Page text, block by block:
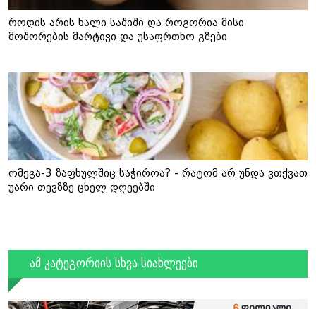
როდის არის ხალი საშიში და როგორია მისი
მოშორების მარტივი და უსაფრთხო გზები
ომეგა-3 ზაფხულშიც საჭიროა? - რატომ არ უნდა ვთქვათ
უარი თევზზე ცხელ დღეებში
ამ კატეგორიის სხვა სიახლეები